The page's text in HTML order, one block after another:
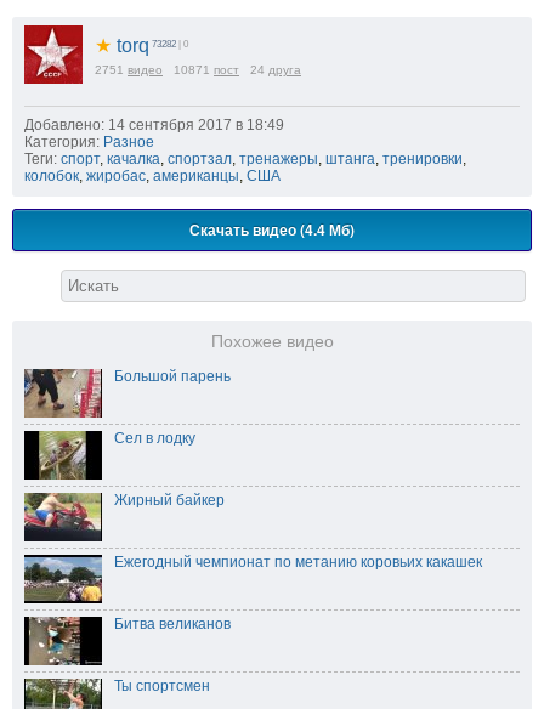
★ torq 73282 | 0
2751 видео 10871 пост 24 друга
Добавлено: 14 сентября 2017 в 18:49
Категория: Разное
Теги: спорт, качалка, спортзал, тренажеры, штанга, тренировки,
колобок, жиробас, американцы, США
Скачать видео (4.4 Мб)
Похожее видео
Большой парень
Сел в лодку
Жирный байкер
Ежегодный чемпионат по метанию коровьих какашек
Битва великанов
Ты спортсмен